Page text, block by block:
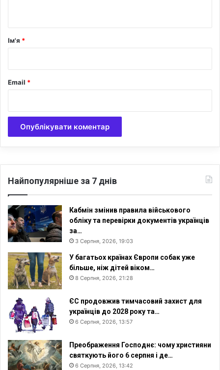
рІм'я *
Email *
Найпопулярніше за 7 днів
Кабмін змінив правила військового
обліку та перевірки документів українців
за…
3 Серпня, 2026, 19:03
У багатьох країнах Європи собак уже
більше, ніж дітей віком…
8 Серпня, 2026, 21:28
ЄС продовжив тимчасовий захист для
українців до 2028 року та…
6 Серпня, 2026, 13:57
Преображення Господнє: чому християни
святкують його 6 серпня і де…
6 Серпня, 2026, 13:42